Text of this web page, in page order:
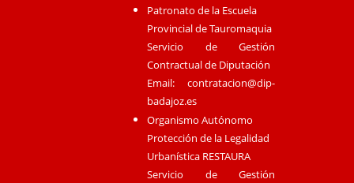
Patronato de la Escuela
Provincial de Tauromaquia
Servicio de Gestión
Contractual de Diputación
Email:contratacion@dip-
badajoz.es
Organismo Autónomo
Protección de la Legalidad
Urbanística RESTAURA
Servicio de Gestión